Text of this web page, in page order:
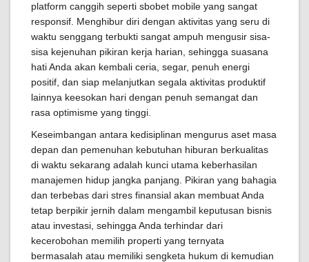
platform canggih seperti sbobet mobile yang sangat
responsif. Menghibur diri dengan aktivitas yang seru di
waktu senggang terbukti sangat ampuh mengusir sisa-
sisa kejenuhan pikiran kerja harian, sehingga suasana
hati Anda akan kembali ceria, segar, penuh energi
positif, dan siap melanjutkan segala aktivitas produktif
lainnya keesokan hari dengan penuh semangat dan
rasa optimisme yang tinggi.
Keseimbangan antara kedisiplinan mengurus aset masa
depan dan pemenuhan kebutuhan hiburan berkualitas
di waktu sekarang adalah kunci utama keberhasilan
manajemen hidup jangka panjang. Pikiran yang bahagia
dan terbebas dari stres finansial akan membuat Anda
tetap berpikir jernih dalam mengambil keputusan bisnis
atau investasi, sehingga Anda terhindar dari
kecerobohan memilih properti yang ternyata
bermasalah atau memiliki sengketa hukum di kemudian